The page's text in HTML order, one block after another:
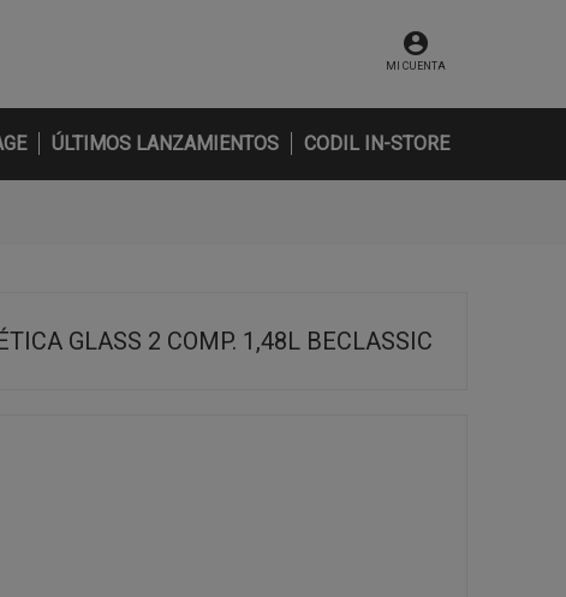
MI CUENTA
ÚLTIMOS LANZAMIENTOS CODIL IN-STORE
GLASS 2 COMP. 1,48L BECLASSIC